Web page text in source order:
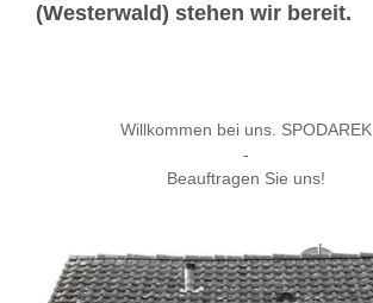
(Westerwald) stehen wir bereit.
Willkommen bei uns. SPODAREK
-
Beauftragen Sie uns!